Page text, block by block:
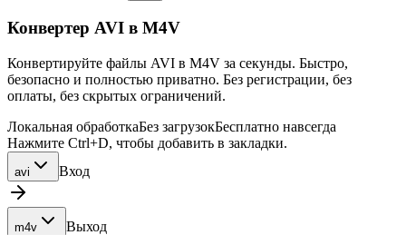
Конвертер AVI в M4V
Конвертируйте файлы AVI в M4V за секунды. Быстро,
безопасно и полностью приватно. Без регистрации, без
оплаты, без скрытых ограничений.
Локальная обработкаБез загрузокБесплатно навсегда
Нажмите Ctrl+D, чтобы добавить в закладки.
avi Вход
m4v Выход